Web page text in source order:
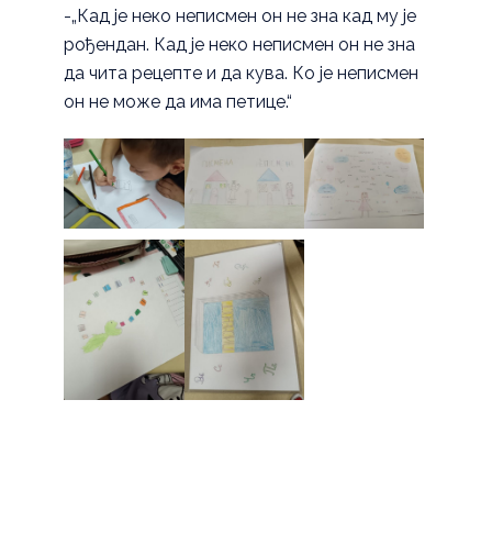
-„Кад је неко неписмен он не зна кад му је
рођендан. Кад је неко неписмен он не зна
да чита рецепте и да кува. Ко је неписмен
он не може да има петице.“